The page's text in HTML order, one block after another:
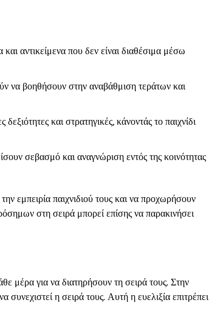
αντικείμενα που δεν είναι διαθέσιμα μέσω
να βοηθήσουν στην αναβάθμιση τεράτων και
και στρατηγικές, κάνοντάς το παιχνίδι
σεβασμό και αναγνώριση εντός της κοινότητας
εμπειρία παιχνιδιού τους και να προχωρήσουν
στη σειρά μπορεί επίσης να παρακινήσει
μέρα για να διατηρήσουν τη σειρά τους. Στην
η σειρά τους. Αυτή η ευελιξία επιτρέπει